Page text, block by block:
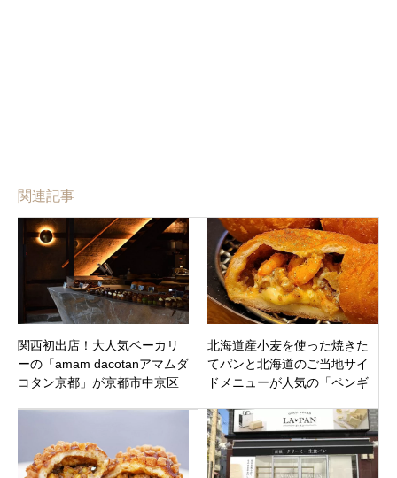
関連記事
関西初出店！大人気ベーカリ
ーの「amam dacotanアマムダ
コタン京都」が京都市中京区
北海道産小麦を使った焼きた
てパンと北海道のご当地サイ
ドメニューが人気の「ペンギ
岡崎市にオープン